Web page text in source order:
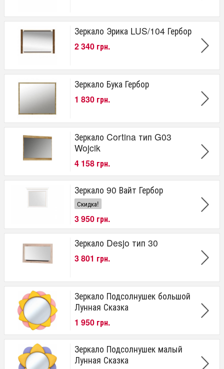
Зеркало Эрика LUS/104 Гербор
2 340 грн.
Зеркало Бука Гербор
1 830 грн.
Зеркало Cortina тип G03
Wojcik
4 158 грн.
Зеркало 90 Вайт Гербор
Скидка!
3 950 грн.
Зеркало Desjo тип 30
3 801 грн.
Зеркало Подсолнушек большой
Лунная Сказка
1 950 грн.
Зеркало Подсолнушек малый
Лунная Сказка